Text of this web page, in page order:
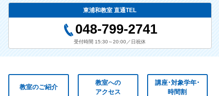
東浦和教室 直通TEL
048-799-2741
受付時間 15:30～20:00／日祝休
教室のご紹介
教室への
アクセス
講座･対象学年･
時間割